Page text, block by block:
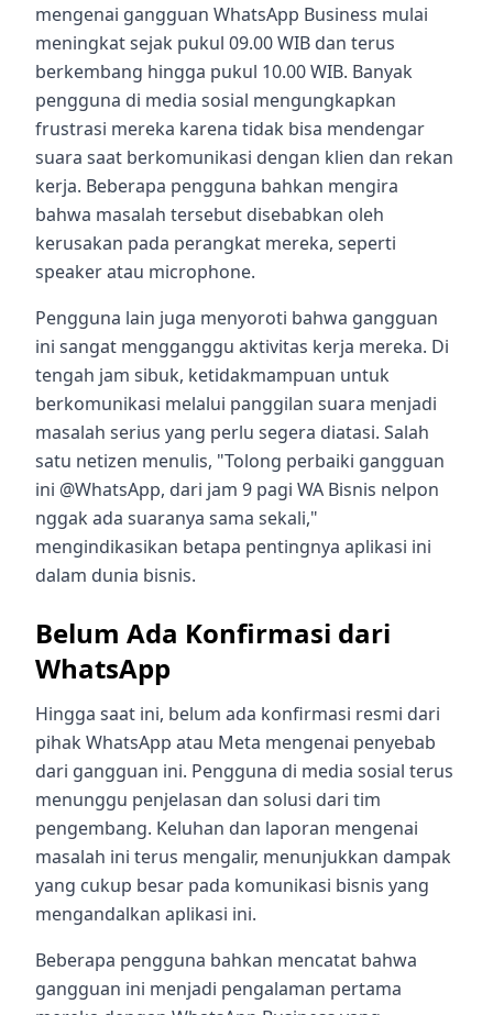
mengenai gangguan WhatsApp Business mulai
meningkat sejak pukul 09.00 WIB dan terus
berkembang hingga pukul 10.00 WIB. Banyak
pengguna di media sosial mengungkapkan
frustrasi mereka karena tidak bisa mendengar
suara saat berkomunikasi dengan klien dan rekan
kerja. Beberapa pengguna bahkan mengira
bahwa masalah tersebut disebabkan oleh
kerusakan pada perangkat mereka, seperti
speaker atau microphone.
Pengguna lain juga menyoroti bahwa gangguan
ini sangat mengganggu aktivitas kerja mereka. Di
tengah jam sibuk, ketidakmampuan untuk
berkomunikasi melalui panggilan suara menjadi
masalah serius yang perlu segera diatasi. Salah
satu netizen menulis, "Tolong perbaiki gangguan
ini @WhatsApp, dari jam 9 pagi WA Bisnis nelpon
nggak ada suaranya sama sekali,"
mengindikasikan betapa pentingnya aplikasi ini
dalam dunia bisnis.
Belum Ada Konfirmasi dari
WhatsApp
Hingga saat ini, belum ada konfirmasi resmi dari
pihak WhatsApp atau Meta mengenai penyebab
dari gangguan ini. Pengguna di media sosial terus
menunggu penjelasan dan solusi dari tim
pengembang. Keluhan dan laporan mengenai
masalah ini terus mengalir, menunjukkan dampak
yang cukup besar pada komunikasi bisnis yang
mengandalkan aplikasi ini.
Beberapa pengguna bahkan mencatat bahwa
gangguan ini menjadi pengalaman pertama